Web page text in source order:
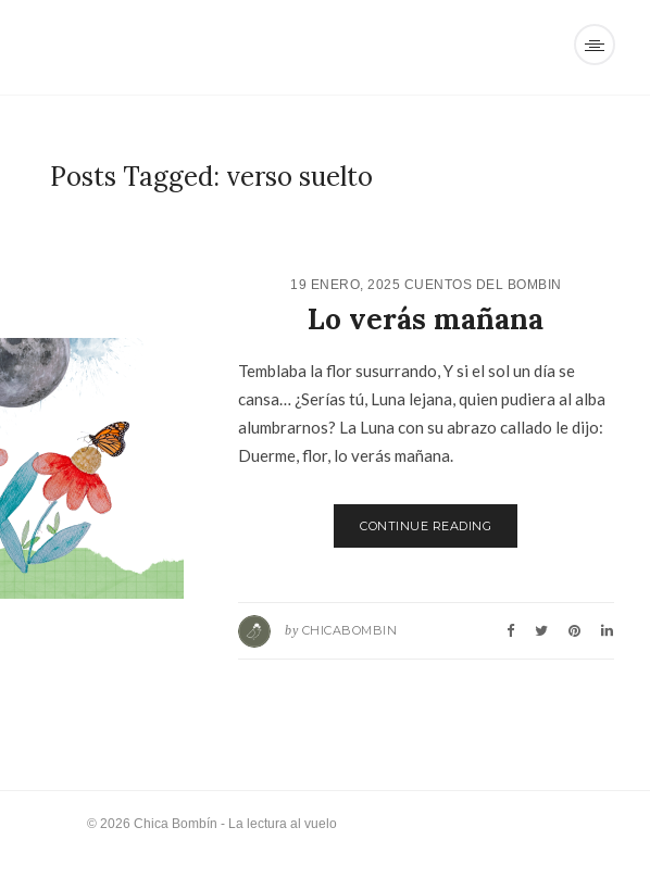
Posts Tagged: verso suelto
19 ENERO, 2025 CUENTOS DEL BOMBÍN
Lo verás mañana
Temblaba la flor susurrando, Y si el sol un día se
cansa… ¿Serías tú, Luna lejana, quien pudiera al alba
alumbrarnos? La Luna con su abrazo callado le dijo:
Duerme, flor, lo verás mañana.
CONTINUE READING
by CHICABOMBIN
© 2026 Chica Bombín - La lectura al vuelo